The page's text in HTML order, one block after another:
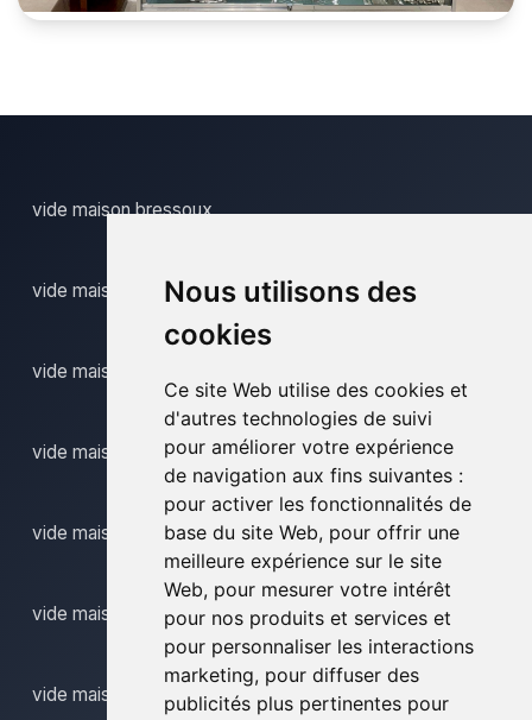
Nous utilisons des
cookies
Ce site Web utilise des cookies et
d'autres technologies de suivi
pour améliorer votre expérience
de navigation aux fins suivantes :
pour activer les fonctionnalités de
base du site Web, pour offrir une
meilleure expérience sur le site
Web, pour mesurer votre intérêt
pour nos produits et services et
pour personnaliser les interactions
marketing, pour diffuser des
publicités plus pertinentes pour
vide maison bressoux
vide maison comblain au pont
vide maison donceel
vide maison eben emael
vide maison embourg
vide maison hannut
vide maison horion hozemont